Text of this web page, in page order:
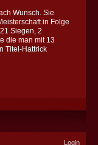
Wunsch. Sie
in Folge
Siegen, 2
die man mit 13
Titel-Hattrick
Login